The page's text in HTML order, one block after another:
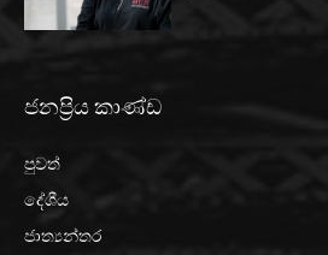
ජනප්‍රිය කාණ්ඩ
පුවත්
දේශීය
ජාත්‍යන්තර